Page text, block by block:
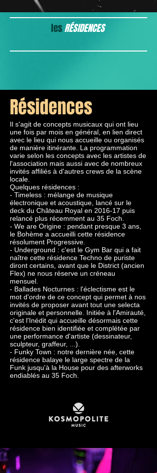
lesRÉSIDENCES
Résidences
Il s'agit de concepts musicaux qui ont lieu
une fois par mois en général, en lien direct
avec le lieu qui nous accueille ou organisés
de manière itinérante. La programmation
varie selon les concepts avec les artistes de
l'association mais aussi avec de nombreux
invités affiliés à d'autres crews de la scène
locale.
Quelques résidences :
- Timeless : mélange de musique
électronique et acoustique, lancé sur le
deck du Château Royal en 2016-17 puis
relancé plus récemment au 35 Foch.
- We are Origine : pendant presque 3 ans,
le Bohème a accueilli cette résidence
résolument Progressive.
- Underground : c'est le Gym Bar qui a fait
naître cette résidence Techno de puriste
diront certains, avant que le District (ancien
Flex) ne nous réserve un créneau
mensuel.
- Ballades Nocturnes : l'éclectisme est le
mot d'ordre de ce concept qui permet à nos
invités de proposer avant tout une selecta
originale et personnelle. Initiée à l'Amirauté,
c'est l'Inédit qui accueille désormais cette
résidence bien identifiée et complétée par
une performance d'artiste (dessinateur,
sculpteur, graffeur, ...).
- Funky Town : notre dernière née, cette
résidence balaye le large spectre de la
Funk jusqu'à la House pour des afterworks
endiablés au 35 Foch.